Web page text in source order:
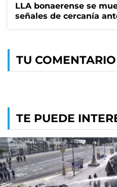
LLA bonaerense se
señales de cercanía
TU COMENTARIO
TE PUEDE